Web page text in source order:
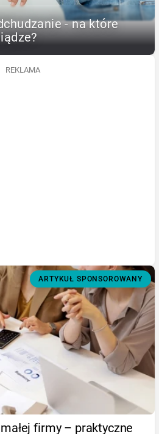
- na które
REKLAMA
ARTYKUŁ SPONSOROWANY
firmy – praktyczne